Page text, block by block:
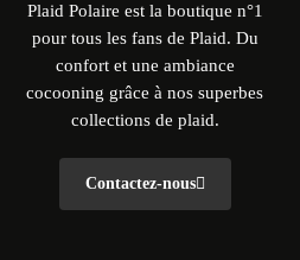
Plaid Polaire est la boutique n°1
pour tous les fans de Plaid. Du
confort et une ambiance
cocooning grâce à nos superbes
collections de plaid.
Contactez-nous